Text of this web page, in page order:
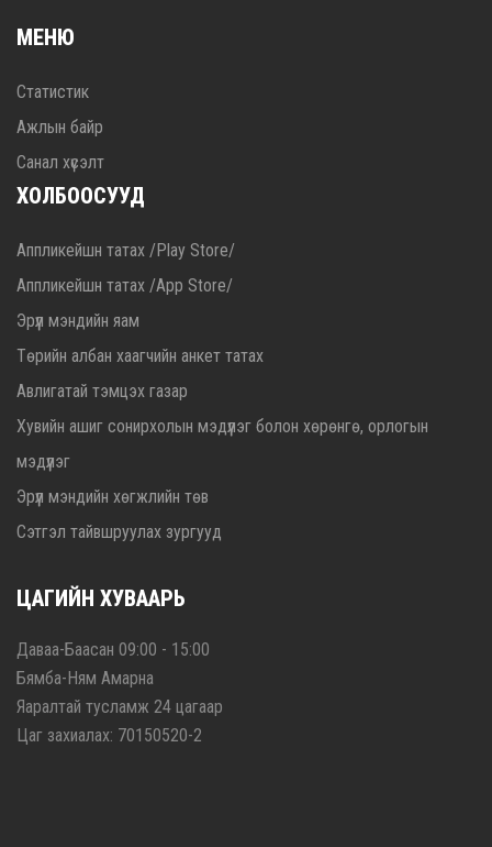
МЕНЮ
Статистик
Ажлын байр
Санал хүсэлт
ХОЛБООСУУД
Аппликейшн татах /Play Store/
Аппликейшн татах /App Store/
Эрүүл мэндийн яам
Төрийн албан хаагчийн анкет татах
Авлигатай тэмцэх газар
Хувийн ашиг сонирхолын мэдүүлэг болон хөрөнгө, орлогын
мэдүүлэг
Эрүүл мэндийн хөгжлийн төв
Сэтгэл тайвшруулах зургууд
ЦАГИЙН ХУВААРЬ
Даваа-Баасан 09:00 - 15:00
Бямба-Ням Амарна
Яаралтай тусламж 24 цагаар
Цаг захиалах: 70150520-2